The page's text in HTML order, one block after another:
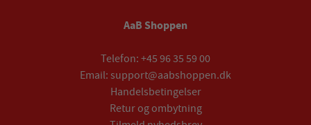
AaB Shoppen
Telefon: +45 96 35 59 00
Email: support@aabshoppen.dk
Handelsbetingelser
Retur og ombytning